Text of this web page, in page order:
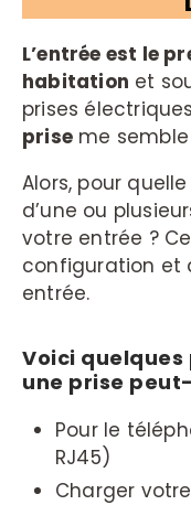
L’entrée est le
habitation et
prises
prise me
Alors, pour
d’une ou
votre entrée ?
configuration et
entrée.
Voici
une prise
Pour le
RJ45)
Charger